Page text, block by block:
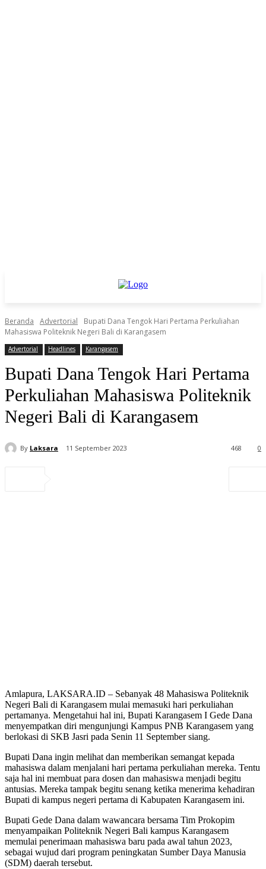
Beranda Advertorial
Bupati Dana Tengok Hari Pertama Perkuliahan
Mahasiswa Politeknik Negeri Bali di Karangasem
Advertorial Headlines Karangasem
Bupati Dana Tengok Hari Pertama
Perkuliahan Mahasiswa Politeknik
Negeri Bali di Karangasem
By Laksara 11 September 2023 0
468
Amlapura, LAKSARA.ID – Sebanyak 48 Mahasiswa Politeknik
Negeri Bali di Karangasem mulai memasuki hari perkuliahan
pertamanya. Mengetahui hal ini, Bupati Karangasem I Gede Dana
menyempatkan diri mengunjungi Kampus PNB Karangasem yang
berlokasi di SKB Jasri pada Senin 11 September siang.
Bupati Dana ingin melihat dan memberikan semangat kepada
mahasiswa dalam menjalani hari pertama perkuliahan mereka. Tentu
saja hal ini membuat para dosen dan mahasiswa menjadi begitu
antusias. Mereka tampak begitu senang ketika menerima kehadiran
Bupati di kampus negeri pertama di Kabupaten Karangasem ini.
Bupati Gede Dana dalam wawancara bersama Tim Prokopim
menyampaikan Politeknik Negeri Bali kampus Karangasem
memulai penerimaan mahasiswa baru pada awal tahun 2023,
sebagai wujud dari program peningkatan Sumber Daya Manusia
(SDM) daerah tersebut.